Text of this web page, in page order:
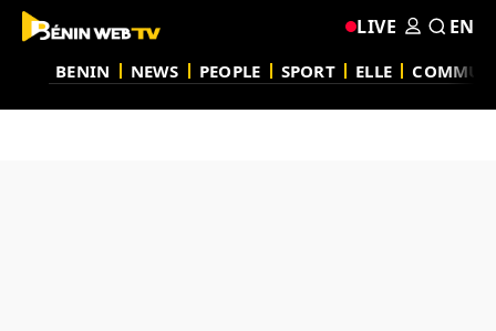
BENIN NEWS PEOPLE SPORT ELLE
LIVE EN